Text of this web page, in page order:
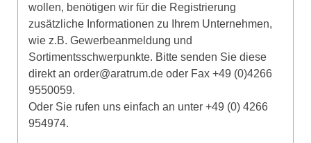
wollen, benötigen wir für die Registrierung
zusätzliche Informationen zu Ihrem Unternehmen,
wie z.B. Gewerbeanmeldung und
Sortimentsschwerpunkte. Bitte senden Sie diese
direkt an order@aratrum.de oder Fax +49 (0)4266
9550059.
Oder Sie rufen uns einfach an unter +49 (0) 4266
954974.